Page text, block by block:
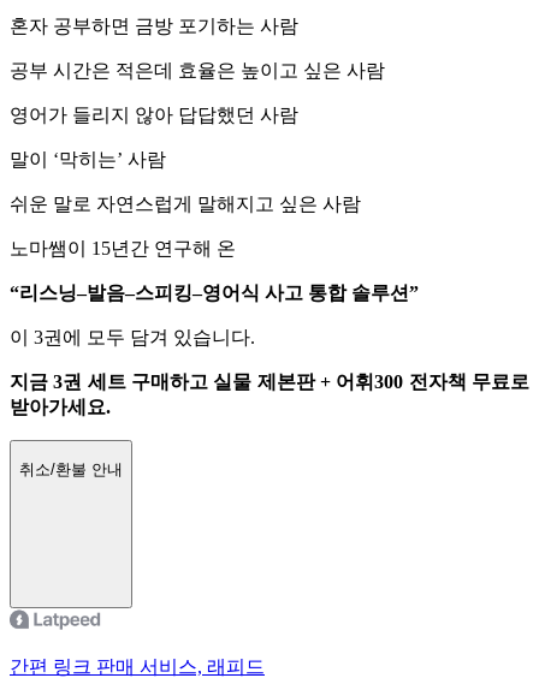
혼자 공부하면 금방 포기하는 사람
공부 시간은 적은데 효율은 높이고 싶은 사람
영어가 들리지 않아 답답했던 사람
말이 ‘막히는’ 사람
쉬운 말로 자연스럽게 말해지고 싶은 사람
노마쌤이 15년간 연구해 온
“리스닝–발음–스피킹–영어식 사고 통합 솔루션”
이 3권에 모두 담겨 있습니다.
지금 3권 세트 구매하고 실물 제본판 + 어휘300 전자책 무료로
받아가세요.
취소/환불 안내
간편 링크 판매 서비스, 래피드